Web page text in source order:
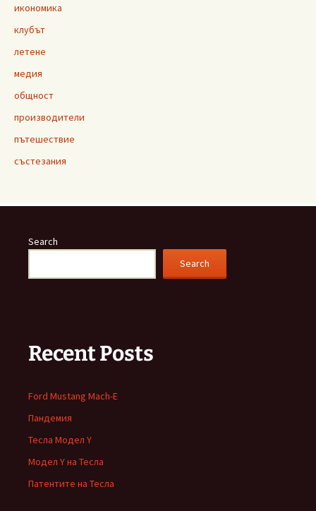
икономика
клубът
летене
медия
общност
производители
пътешествие
състезания
Search
Search
Recent Posts
Ford Mustang Mach-E
Пандемия
Тесла Модел Y
Модел Y на Тесла
Патентите на Тесла